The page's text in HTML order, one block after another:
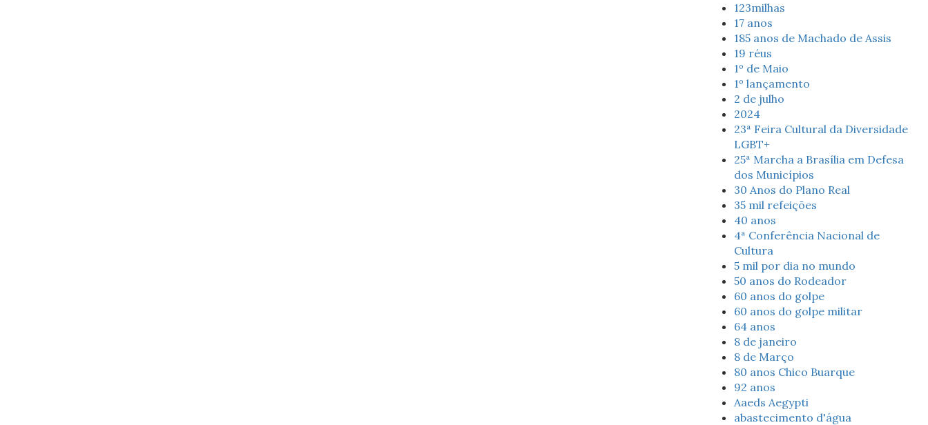
123milhas
17 anos
185 anos de Machado de Assis
19 réus
1º de Maio
1º lançamento
2 de julho
2024
23ª Feira Cultural da Diversidade
LGBT+
25ª Marcha a Brasília em Defesa
dos Municípios
30 Anos do Plano Real
35 mil refeições
40 anos
4ª Conferência Nacional de
Cultura
5 mil por dia no mundo
50 anos do Rodeador
60 anos do golpe
60 anos do golpe militar
64 anos
8 de janeiro
8 de Março
80 anos Chico Buarque
92 anos
Aaeds Aegypti
abastecimento d'água